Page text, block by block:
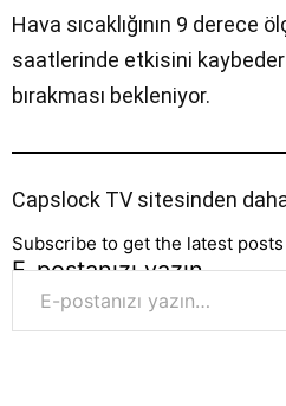
Hava sıcaklığının 9 derece
saatlerinde etkisini
bırakması bekleniyor.
Capslock TV sitesinden
Subscribe to get the latest
E-postanızı yazın…